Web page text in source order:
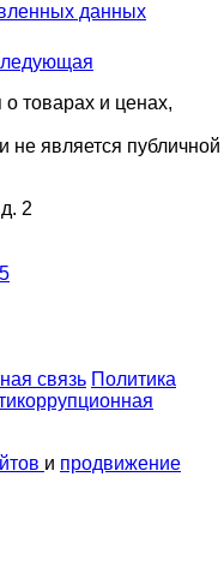
данных
товарах и ценах,
является публичной
2
связь Политика
и продвижение